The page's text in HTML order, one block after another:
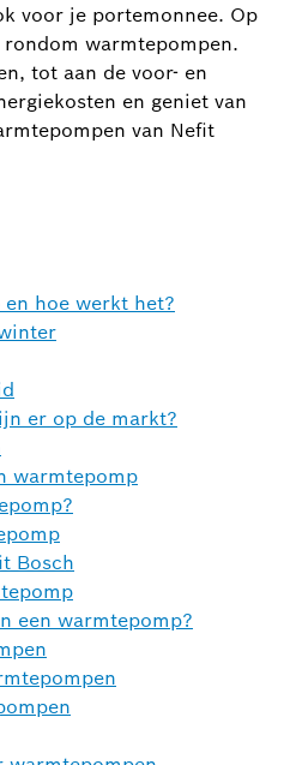
voor je portemonnee. Op
warmtepompen.
tot aan de voor- en
en geniet van
van Nefit
hoe werkt het?
er op de markt?
warmtepomp
Bosch
een warmtepomp?